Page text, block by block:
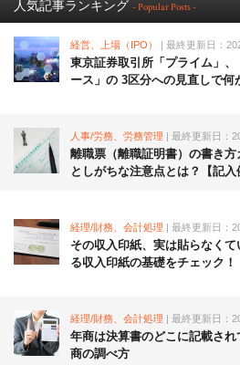
人気記事ランキング - Popular Posts -
経営、上場（IPO） | 最終更新日：
東京証券取引所「プライム」
ース」の 3区分への見直しで何
人事/労務、労務管理 | 最終更新日：
離職票（離職証明書）の書き
としがちな注意点とは？【記入
経理/財務、会計処理 | 最終更新日：
その収入印紙、実は貼らなく
る収入印紙の基礎をチェック！
経理/財務、会計処理 | 最終更新日：
年商は決算書のどこに記載さ
商の調べ方